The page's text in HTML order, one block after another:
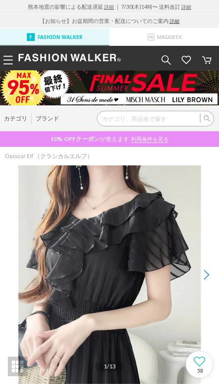
熊本地震の影響による配送遅延 詳細 ｜ 7/30(木)14時〜 送料改訂詳細
【お知らせ】お盆期間の営業・配送についてのご案内 詳細
FASHION WALKER MAGASEEK
カテゴリ ブランド
10% OFFクーポンが使えます 利用条件を見る
Classical Elf （クラシカルエルフ）
1/13
58